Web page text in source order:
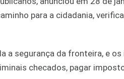
para a cidadania,
a segurança da fronteira, e
checados, pagar